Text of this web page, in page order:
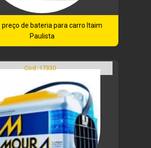
preço de bateria para carro Itaim
Paulista
Cod.:17330